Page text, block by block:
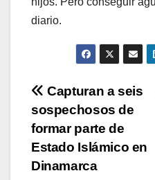
diario.
Navegación
de
entradas
Capturan a seis
sospechosos de
formar parte de
Estado Islámico en
Dinamarca